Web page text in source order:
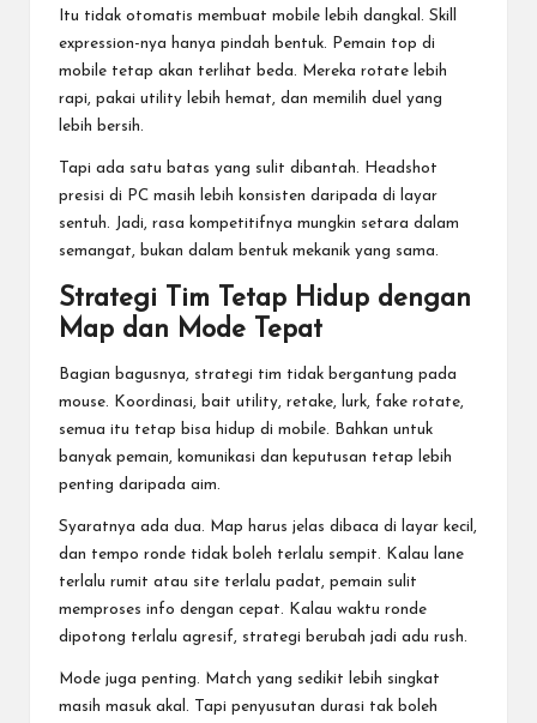
Itu tidak otomatis membuat mobile lebih dangkal. Skill
expression-nya hanya pindah bentuk. Pemain top di
mobile tetap akan terlihat beda. Mereka rotate lebih
rapi, pakai utility lebih hemat, dan memilih duel yang
lebih bersih.
Tapi ada satu batas yang sulit dibantah. Headshot
presisi di PC masih lebih konsisten daripada di layar
sentuh. Jadi, rasa kompetitifnya mungkin setara dalam
semangat, bukan dalam bentuk mekanik yang sama.
Strategi Tim Tetap Hidup dengan
Map dan Mode Tepat
Bagian bagusnya, strategi tim tidak bergantung pada
mouse. Koordinasi, bait utility, retake, lurk, fake rotate,
semua itu tetap bisa hidup di mobile. Bahkan untuk
banyak pemain, komunikasi dan keputusan tetap lebih
penting daripada aim.
Syaratnya ada dua. Map harus jelas dibaca di layar kecil,
dan tempo ronde tidak boleh terlalu sempit. Kalau lane
terlalu rumit atau site terlalu padat, pemain sulit
memproses info dengan cepat. Kalau waktu ronde
dipotong terlalu agresif, strategi berubah jadi adu rush.
Mode juga penting. Match yang sedikit lebih singkat
masih masuk akal. Tapi penyusutan durasi tak boleh